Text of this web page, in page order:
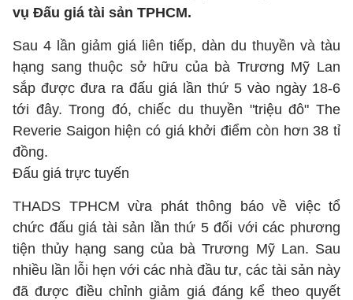
vụ Đấu giá tài sản TPHCM.
Sau 4 lần giảm giá liên tiếp, dàn du thuyền và tàu
hạng sang thuộc sở hữu của bà Trương Mỹ Lan
sắp được đưa ra đấu giá lần thứ 5 vào ngày 18-6
tới đây. Trong đó, chiếc du thuyền "triệu đô" The
Reverie Saigon hiện có giá khởi điểm còn hơn 38 tỉ
đồng.
Đấu giá trực tuyến
THADS TPHCM vừa phát thông báo về việc tổ
chức đấu giá tài sản lần thứ 5 đối với các phương
tiện thủy hạng sang của bà Trương Mỹ Lan. Sau
nhiều lần lỗi hẹn với các nhà đầu tư, các tài sản này
đã được điều chỉnh giảm giá đáng kể theo quyết